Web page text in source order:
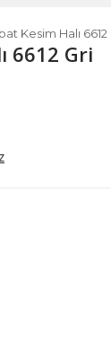
Kesim Halı 6612
6612 Gri